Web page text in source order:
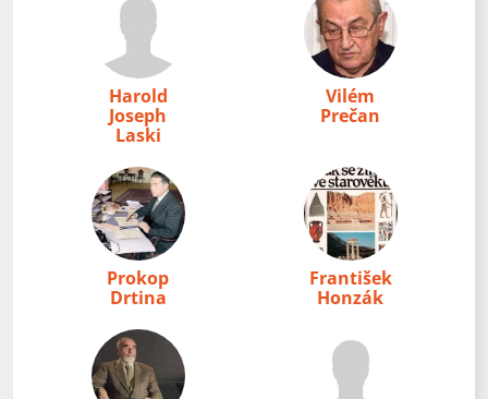
Harold
Joseph
Laski
Vilém
Prečan
Prokop
Drtina
František
Honzák